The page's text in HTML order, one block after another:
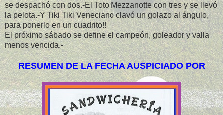
se despachó con dos.-El Toto Mezzanotte con tres y se llevó
la pelota.-Y Tiki Tiki Veneciano clavó un golazo al ángulo,
para ponerlo en un cuadrito!!
El próximo sábado se define el campeón, goleador y valla
menos vencida.-
RESUMEN DE LA FECHA AUSPICIADO POR